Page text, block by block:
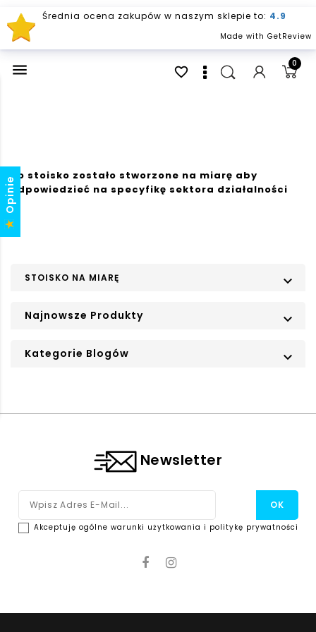
 0
favorite_border
To stoisko zostało stworzone na miarę aby
odpowiedzieć na specyfikę sektora działalności
STOISKO NA MIARĘ 
Najnowsze Produkty 
Kategorie Blogów 
Newsletter
Akceptuję ogólne warunki użytkowania i politykę prywatności
Opinie
Średnia ocena zakupów w naszym sklepie to: 4.9
Made with GetReview